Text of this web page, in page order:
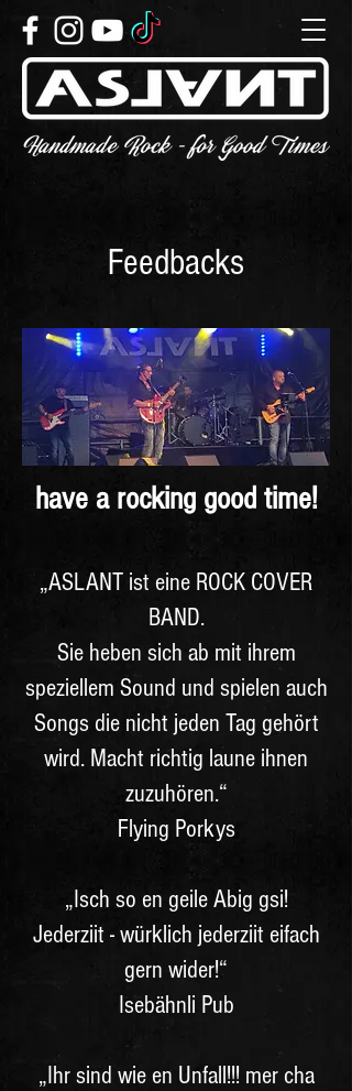
Feedbacks
have a rocking good time!
„ASLANT ist eine ROCK COVER
BAND.
Sie heben sich ab mit ihrem
speziellem Sound und spielen auch
Songs die nicht jeden Tag gehört
wird. Macht richtig laune ihnen
zuzuhören.“
Flying Porkys
„Isch so en geile Abig gsi!
Jederziit - würklich jederziit eifach
gern wider!“
Isebähnli Pub
„Ihr sind wie en Unfall!!! mer cha